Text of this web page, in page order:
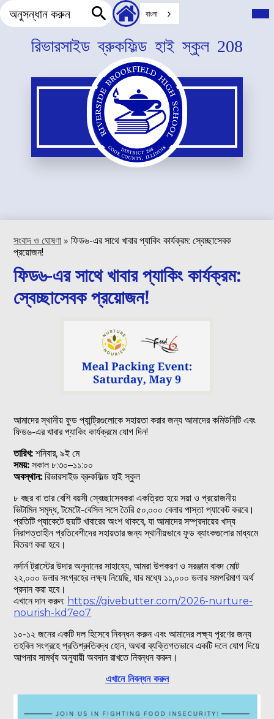
প্রধান
বিষয়বস্তু
এড়িয়ে
রিভারসাইড ব্রুকফিল্ড হাই স্কুল 208
অনুসন্ধান
করুন
করুন
হেডার
সেকেন্ডারি
বাংলা
সংবাদ ও ঘোষণা » ফিড৬-এর সাথে খাবার প্যাকিং কার্যক্রম: স্বেচ্ছাসেবক
প্রয়োজন!
ফিড৬-এর সাথে খাবার প্যাকিং কার্যক্রম:
স্বেচ্ছাসেবক প্রয়োজন!
আমাদের স্থানীয় ফুড প্যান্ট্রিগুলোকে সহায়তা করার জন্য আমাদের কমিউনিটি এবং
ফিড৬-এর খাবার প্যাকিং কার্যক্রমে যোগ দিন!
তারিখ: শনিবার, ৯ই মে
সময়: সকাল ৮:৩০–১১:০০
অবস্থান: রিভারসাইড ব্রুকফিল্ড হাই স্কুল
৮ বছর বা তার বেশি বয়সী স্বেচ্ছাসেবকরা একত্রিত হয়ে সয়া ও প্রয়োজনীয়
ভিটামিন সমৃদ্ধ, টমেটো-বেসিল সসে তৈরি ৫০,০০০ বেলার পাস্তা প্যাকেট করবে।
প্রতিটি প্যাকেটে ছয়টি খাবারের অংশ থাকবে, যা আমাদের সম্প্রদায়ের খাদ্য
নিরাপত্তাহীন প্রতিবেশীদের সহায়তার জন্য স্থানীয়ভাবে ফুড ব্যাংকগুলোর মাধ্যমে
বিতরণ করা হবে।
নর্দার্ন ট্রাস্টের উদার অনুদানের সাহায্যে, আমরা উপকরণ ও সরঞ্জাম বাবদ মোট
২২,০০০ ডলার সংগ্রহের লক্ষ্য নিয়েছি, যার মধ্যে ১১,০০০ ডলার সমপরিমাণ অর্থ
প্রদান করা হবে।
এখানে দান করুন: https://givebutter.com/2026-nurture-
nourish-kd7eo7
১০-১২ জনের একটি দল হিসেবে নিবন্ধন করুন এবং আমাদের লক্ষ্য পূরণের জন্য
তহবিল সংগ্রহে প্রতিশ্রুতিবদ্ধ হোন, অথবা ব্যক্তিগতভাবে একটি দলে যোগ দিয়ে
আপনার সামর্থ্য অনুযায়ী অবদান রাখতে নিবন্ধন করুন।
এখানে নিবন্ধন করুন